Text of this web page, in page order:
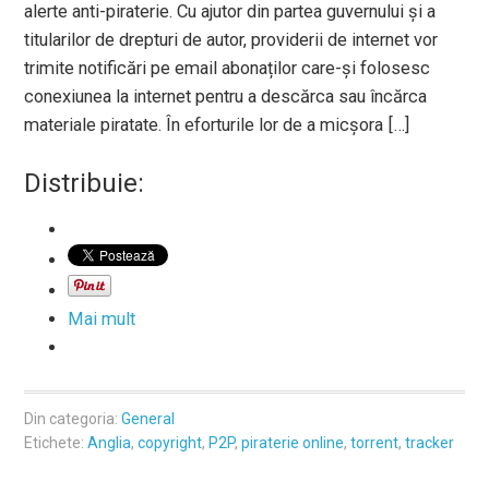
alerte anti-piraterie. Cu ajutor din partea guvernului și a
titularilor de drepturi de autor, providerii de internet vor
trimite notificări pe email abonaților care-și folosesc
conexiunea la internet pentru a descărca sau încărca
materiale piratate. În eforturile lor de a micșora […]
Distribuie:
Mai mult
Din categoria:General
Etichete:Anglia,copyright, P2P,piraterie online,torrent,tracker